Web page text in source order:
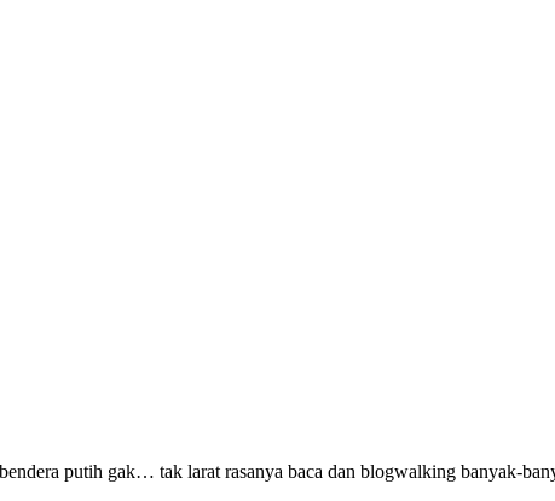
putih gak… tak larat rasanya baca dan blogwalking banyak-